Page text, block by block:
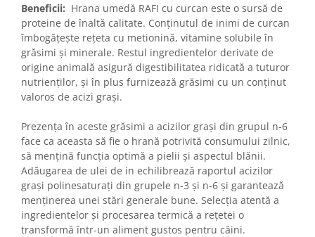
Beneficii: Hrana umedă RAFI cu curcan este o sursă de
proteine de înaltă calitate. Conținutul de inimi de curcan
îmbogățește rețeta cu metionină, vitamine solubile în
grăsimi și minerale. Restul ingredientelor derivate de
origine animală asigură digestibilitatea ridicată a tuturor
nutrienților, și în plus furnizează grăsimi cu un conținut
valoros de acizi grași.
Prezența în aceste grăsimi a acizilor grași din grupul n-6
face ca aceasta să fie o hrană potrivită consumului zilnic,
să mențină funcția optimă a pielii și aspectul blănii.
Adăugarea de ulei de in echilibrează raportul acizilor
grași polinesaturați din grupele n-3 și n-6 și garantează
menținerea unei stări generale bune. Selecția atentă a
ingredientelor și procesarea termică a rețetei o
transformă într-un aliment gustos pentru câini.